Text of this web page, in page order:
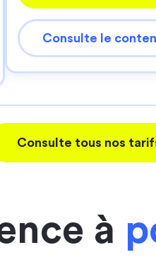
Consulte le
Consulte tous nos
à